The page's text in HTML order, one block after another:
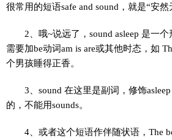
很常用的短语safe and sound，就是“安然
2、哦~说远了，sound asleep 是一
需要加be动词am is are或其他时态，如
个男孩睡得正香。
3、sound 在这里是副词，修饰
的，不能用sounds。
4、或者这个短语作伴随状语，The